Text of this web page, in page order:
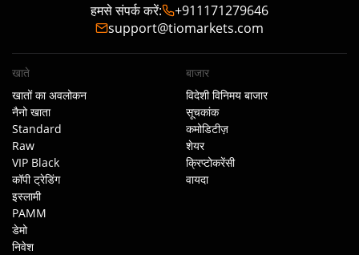
हमसे संपर्क करें:
+911171279646
support@tiomarkets.com
खाते
खातों का अवलोकन
नैनो खाता
Standard
Raw
VIP Black
कॉपी ट्रेडिंग
इस्लामी
PAMM
डेमो
निवेश
बाजार
विदेशी विनिमय बाजार
सूचकांक
कमोडिटीज़
शेयर
क्रिप्टोकरेंसी
वायदा